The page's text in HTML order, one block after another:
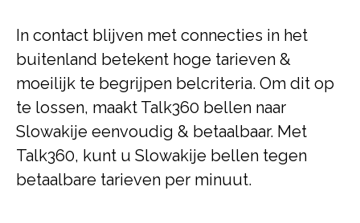
In contact blijven met connecties in het
buitenland betekent hoge tarieven &
moeilijk te begrijpen belcriteria. Om dit op
te lossen, maakt Talk360 bellen naar
Slowakije eenvoudig & betaalbaar. Met
Talk360, kunt u Slowakije bellen tegen
betaalbare tarieven per minuut.